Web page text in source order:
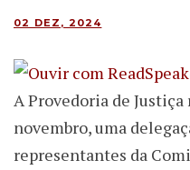
02 DEZ, 2024
A Provedoria de Justiça
novembro, uma
representantes da